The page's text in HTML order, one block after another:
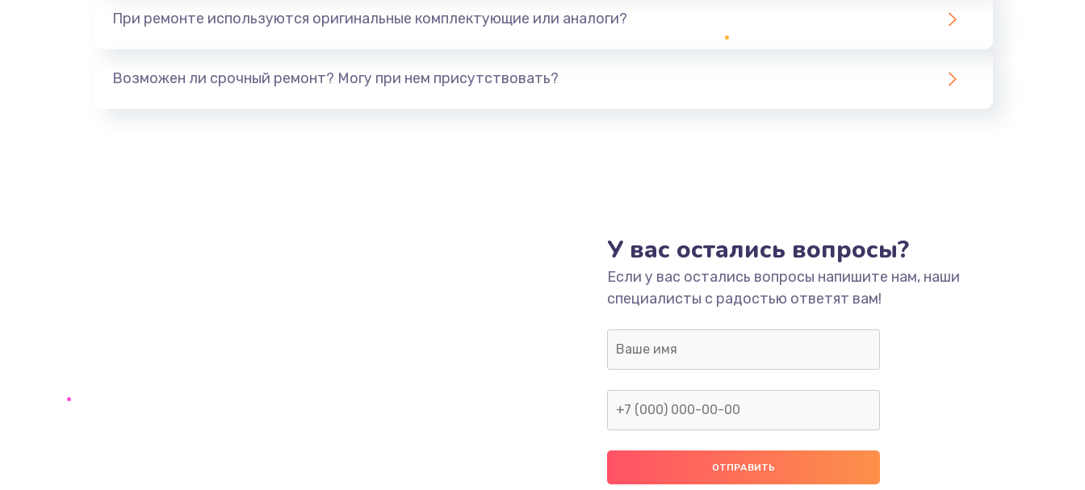
При ремонте используются оригинальные комплектующие или аналоги?
Возможен ли срочный ремонт? Могу при нем присутствовать?
У вас остались вопросы?
Если у вас остались вопросы напишите нам, наши
специалисты с радостью ответят вам!